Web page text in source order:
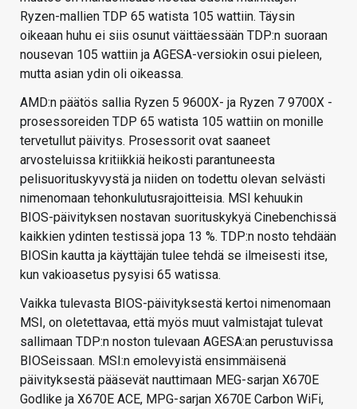
Ryzen-mallien TDP 65 watista 105 wattiin. Täysin
oikeaan huhu ei siis osunut väittäessään TDP:n suoraan
nousevan 105 wattiin ja AGESA-versiokin osui pieleen,
mutta asian ydin oli oikeassa.
AMD:n päätös sallia Ryzen 5 9600X- ja Ryzen 7 9700X -
prosessoreiden TDP 65 watista 105 wattiin on monille
tervetullut päivitys. Prosessorit ovat saaneet
arvosteluissa kritiikkiä heikosti parantuneesta
pelisuorituskyvystä ja niiden on todettu olevan selvästi
nimenomaan tehonkulutusrajoitteisia. MSI kehuukin
BIOS-päivityksen nostavan suorituskykyä Cinebenchissä
kaikkien ydinten testissä jopa 13 %. TDP:n nosto tehdään
BIOSin kautta ja käyttäjän tulee tehdä se ilmeisesti itse,
kun vakioasetus pysyisi 65 watissa.
Vaikka tulevasta BIOS-päivityksestä kertoi nimenomaan
MSI, on oletettavaa, että myös muut valmistajat tulevat
sallimaan TDP:n noston tulevaan AGESA:an perustuvissa
BIOSeissaan. MSI:n emolevyistä ensimmäisenä
päivityksestä pääsevät nauttimaan MEG-sarjan X670E
Godlike ja X670E ACE, MPG-sarjan X670E Carbon WiFi,